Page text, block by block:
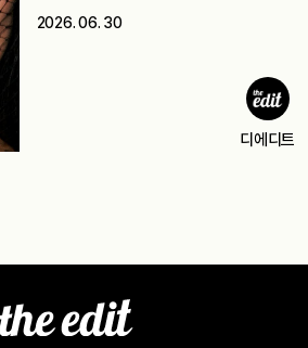
2026. 06. 30
디에디트